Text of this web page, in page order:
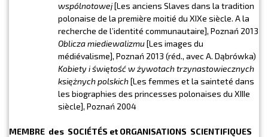
wspólnotowej[Les anciens Slaves dans la tradition
polonaise de la première moitié du XIXe siècle. A la
recherche de l’identité communautaire], Poznań 2013
Oblicza miediewalizmu[Les images du
médiévalisme], Poznań 2013 (réd., avec A. Dąbrówka)
Kobiety i świętość w żywotach trzynastowiecznych
księżnych polskich[Les femmes et la sainteté dans
les biographies des princesses polonaises du XIIIe
siècle], Poznań 2004
MEMBRE des SOCIÉTÉS et ORGANISATIONS SCIENTIFIQUES